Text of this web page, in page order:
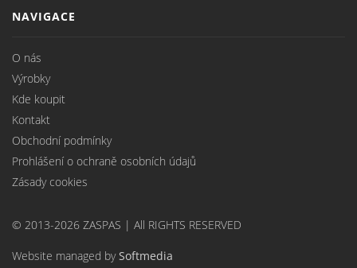
NAVIGACE
O nás
Výrobky
Kde koupit
Kontakt
Obchodní podmínky
Prohlášení o ochraně osobních údajů
Zásady cookies
© 2013-2026 ZASPAS | All RIGHTS RESERVED
Website managed bySoftmedia